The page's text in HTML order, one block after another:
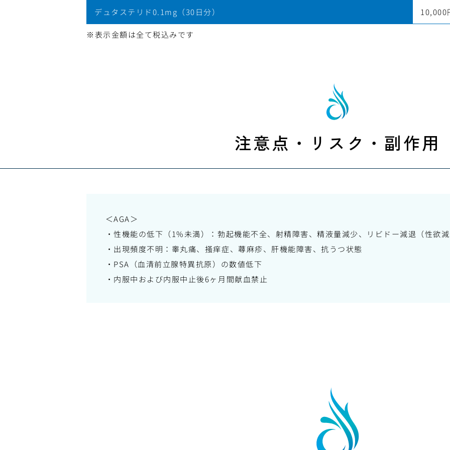
デュタステリド0.1mg（30日分） 10,000
※表示金額は全て税込みです
注意点・リスク・副作用
＜AGA＞
・性機能の低下（1%未満）：勃起機能不全、射精障害、精液量減少、リビドー減退（性欲
・出現頻度不明：睾丸痛、掻痒症、蕁麻疹、肝機能障害、抗うつ状態
・PSA（血清前立腺特異抗原）の数値低下
・内服中および内服中止後6ヶ月間献血禁止